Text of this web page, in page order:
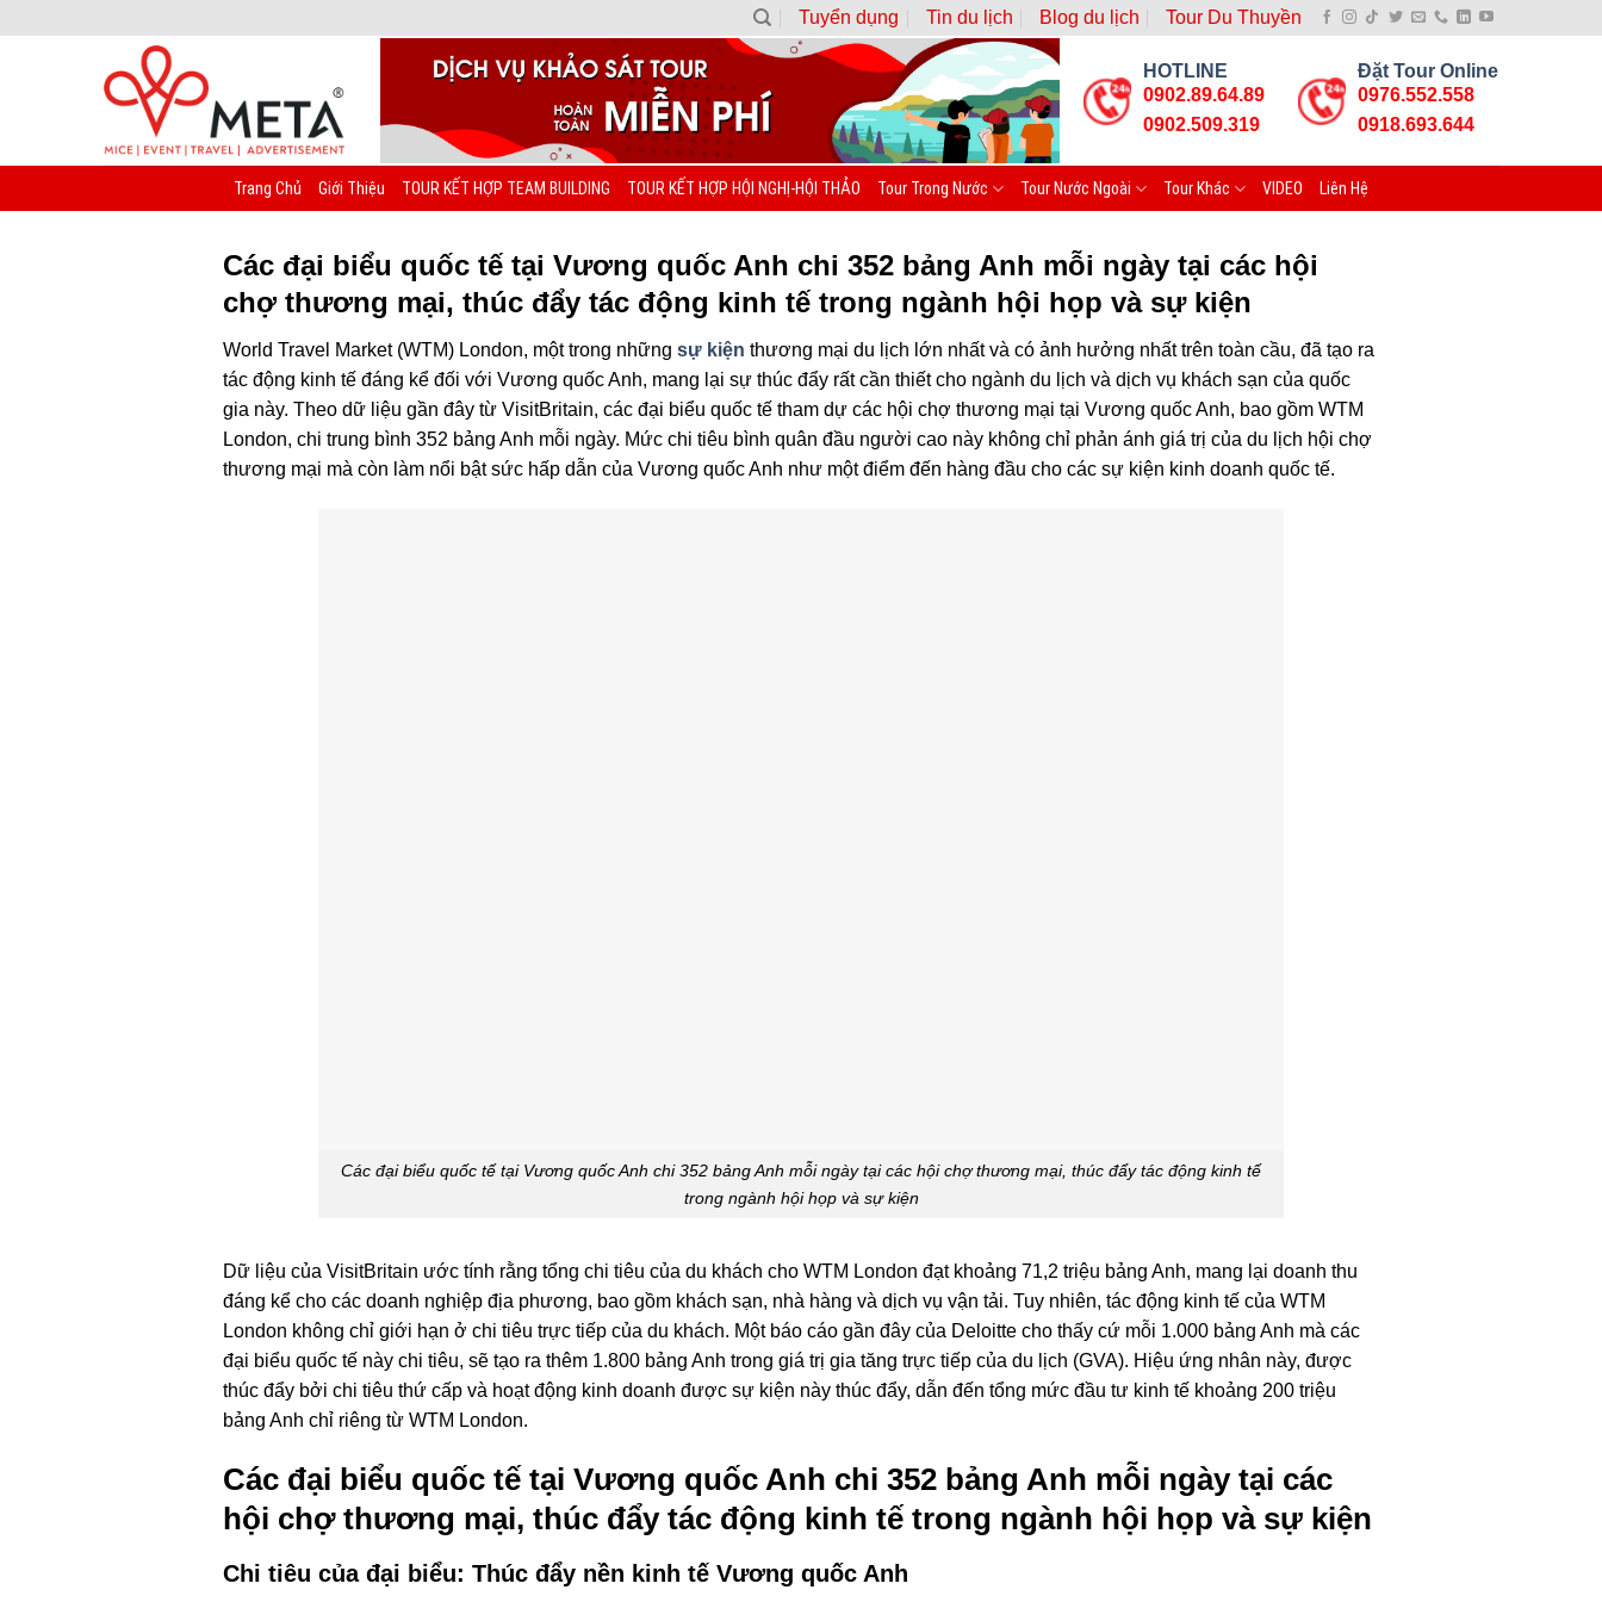
Tuyển dụng Tin du lịch Blog du lịch Tour Du Thuyền
HOTLINE
0902.89.64.89
0902.509.319
Đặt Tour Online
0976.552.558
0918.693.644
Trang Chủ Giới Thiệu TOUR KẾT HỢP TEAM BUILDING TOUR KẾT HỢP HỘI NGHỊ-HỘI THẢO Tour Trong Nước Tour Nước Ngoài Tour Khác VIDEO Liên Hệ
Các đại biểu quốc tế tại Vương quốc Anh chi 352 bảng Anh mỗi ngày tại các hội
chợ thương mại, thúc đẩy tác động kinh tế trong ngành hội họp và sự kiện
World Travel Market (WTM) London, một trong những sự kiện thương mại du lịch lớn nhất và có ảnh hưởng nhất trên toàn cầu, đã tạo ra
tác động kinh tế đáng kể đối với Vương quốc Anh, mang lại sự thúc đẩy rất cần thiết cho ngành du lịch và dịch vụ khách sạn của quốc
gia này. Theo dữ liệu gần đây từ VisitBritain, các đại biểu quốc tế tham dự các hội chợ thương mại tại Vương quốc Anh, bao gồm WTM
London, chi trung bình 352 bảng Anh mỗi ngày. Mức chi tiêu bình quân đầu người cao này không chỉ phản ánh giá trị của du lịch hội chợ
thương mại mà còn làm nổi bật sức hấp dẫn của Vương quốc Anh như một điểm đến hàng đầu cho các sự kiện kinh doanh quốc tế.
Các đại biểu quốc tế tại Vương quốc Anh chi 352 bảng Anh mỗi ngày tại các hội chợ thương mại, thúc đẩy tác động kinh tế
trong ngành hội họp và sự kiện
Dữ liệu của VisitBritain ước tính rằng tổng chi tiêu của du khách cho WTM London đạt khoảng 71,2 triệu bảng Anh, mang lại doanh thu
đáng kể cho các doanh nghiệp địa phương, bao gồm khách sạn, nhà hàng và dịch vụ vận tải. Tuy nhiên, tác động kinh tế của WTM
London không chỉ giới hạn ở chi tiêu trực tiếp của du khách. Một báo cáo gần đây của Deloitte cho thấy cứ mỗi 1.000 bảng Anh mà các
đại biểu quốc tế này chi tiêu, sẽ tạo ra thêm 1.800 bảng Anh trong giá trị gia tăng trực tiếp của du lịch (GVA). Hiệu ứng nhân này, được
thúc đẩy bởi chi tiêu thứ cấp và hoạt động kinh doanh được sự kiện này thúc đẩy, dẫn đến tổng mức đầu tư kinh tế khoảng 200 triệu
bảng Anh chỉ riêng từ WTM London.
Các đại biểu quốc tế tại Vương quốc Anh chi 352 bảng Anh mỗi ngày tại các
hội chợ thương mại, thúc đẩy tác động kinh tế trong ngành hội họp và sự kiện
Chi tiêu của đại biểu: Thúc đẩy nền kinh tế Vương quốc Anh